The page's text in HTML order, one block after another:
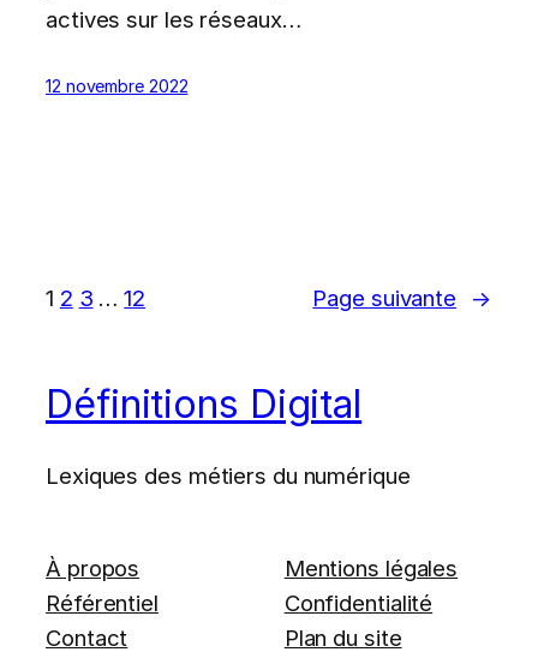
actives sur les réseaux…
12 novembre 2022
1 2 3 … 12 Page suivante →
Définitions Digital
Lexiques des métiers du numérique
À propos
Référentiel
Contact
Mentions légales
Confidentialité
Plan du site